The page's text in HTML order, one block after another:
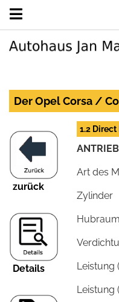
Der Opel Corsa /
zurück
Details
1.2 Direct
Art des
Zylinder
Leistung
Leistung